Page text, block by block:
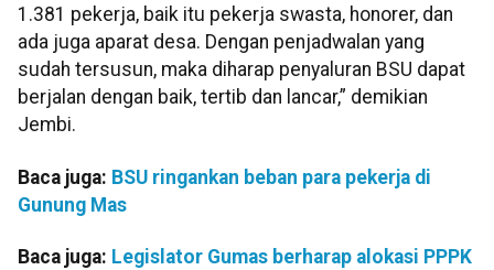
1.381 pekerja, baik itu pekerja swasta, honorer, dan
ada juga aparat desa. Dengan penjadwalan yang
sudah tersusun, maka diharap penyaluran BSU dapat
berjalan dengan baik, tertib dan lancar,” demikian
Jembi.
Baca juga: BSU ringankan beban para pekerja di
Gunung Mas
Baca juga: Legislator Gumas berharap alokasi PPPK